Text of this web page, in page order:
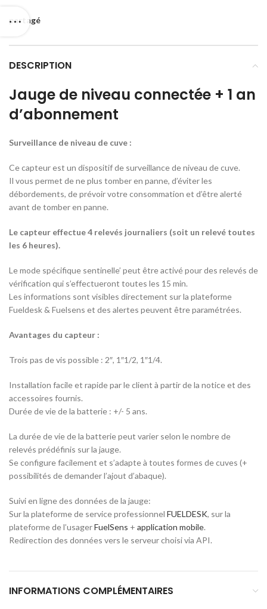
partagé
DESCRIPTION
Jauge de niveau connectée + 1 an
d’abonnement
Surveillance de niveau de cuve :
Ce capteur est un dispositif de surveillance de niveau de cuve.
Il vous permet de ne plus tomber en panne, d’éviter les
débordements, de prévoir votre consommation et d’être alerté
avant de tomber en panne.
Le capteur effectue 4 relevés journaliers (soit un relevé toutes
les 6 heures).
Le mode spécifique sentinelle’ peut être activé pour des relevés de
vérification qui s’effectueront toutes les 15 min.
Les informations sont visibles directement sur la plateforme
Fueldesk & Fuelsens et des alertes peuvent être paramétrées.
Avantages du capteur :
Trois pas de vis possible : 2″, 1″1/2, 1″1/4.
Installation facile et rapide par le client à partir de la notice et des
accessoires fournis.
Durée de vie de la batterie : +/- 5 ans.
La durée de vie de la batterie peut varier selon le nombre de
relevés prédéfinis sur la jauge.
Se configure facilement et s’adapte à toutes formes de cuves (+
possibilités de demander l’ajout d’abaque).
Suivi en ligne des données de la jauge:
Sur la plateforme de service professionnel FUELDESK, sur la
plateforme de l’usagerFuelSens + application mobile.
Redirection des données vers le serveur choisi via API.
INFORMATIONS COMPLÉMENTAIRES